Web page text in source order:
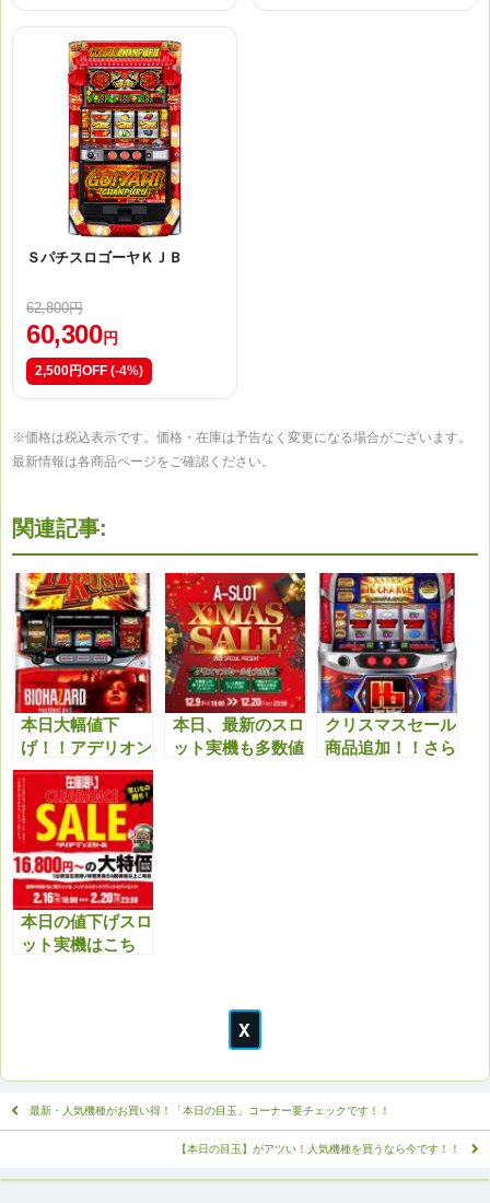
ＳパチスロゴーヤＫＪＢ
62,800円
60,300 円
2,500円OFF (-4%)
※価格は税込表示です。価格・在庫は予告なく変更になる場合がございます。
最新情報は各商品ページをご確認ください。
関連記事:
本日大幅値下
げ！！アデリオン
パチスロ バイオ
ハザード7 レジデ
ント イービルが
狙い時！！
本日、最新のスロ
ット実機も多数値
クリスマスセール
商品追加！！さら
本日の値下げスロ
ット実機はこち
最新・人気機種がお買い得！「本日の目玉」コーナー要チェックです！！
【本日の目玉】がアツい！人気機種を買うなら今です！！